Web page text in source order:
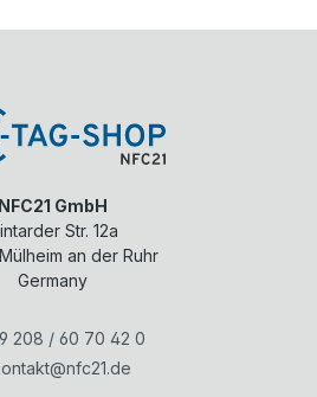
NFC21 GmbH
Str. 12a
Mülheim an der Ruhr
Germany
208 / 60 70 42 0